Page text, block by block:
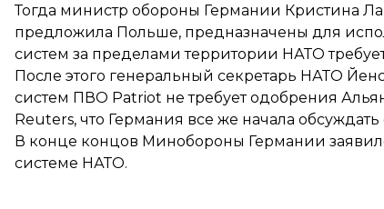
Тогда министр обороны Германии Кристина
предложила Польше, предназначены для
систем за пределами территории НАТО
После этого генеральный секретарь НАТО
систем ПВО Patriot не требует одобрения
Reuters, что Германия все же начала
В конце концов Минобороны Германии
системе НАТО.